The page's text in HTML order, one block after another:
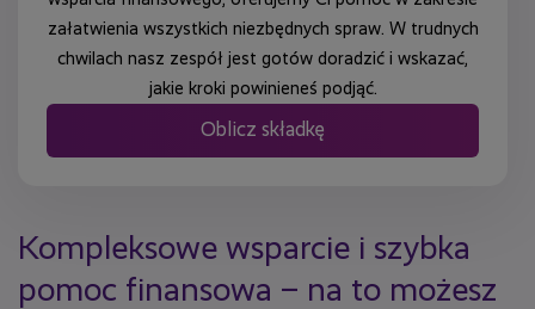
załatwienia wszystkich niezbędnych spraw. W trudnych
chwilach nasz zespół jest gotów doradzić i wskazać,
jakie kroki powinieneś podjąć.
Oblicz składkę
Kompleksowe wsparcie i szybka
pomoc finansowa – na to możesz